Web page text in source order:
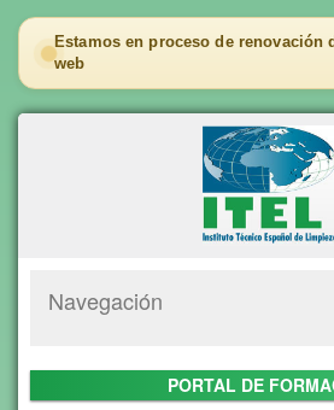
Estamos en proceso de renovación
web
Navegación
PORTAL DE